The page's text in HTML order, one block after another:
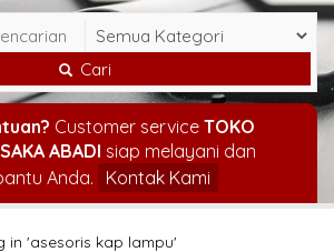
Cari
Customer service TOKO
ABADI siap melayani dan
Anda.
Kontak Kami
in 'asesoris kap lampu'